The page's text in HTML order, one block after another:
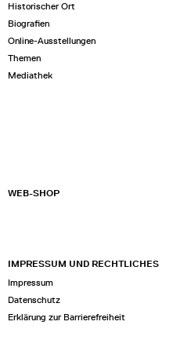
Historischer Ort
Biografien
Online-Ausstellungen
Themen
Mediathek
WEB-SHOP
IMPRESSUM UND RECHTLICHES
Impressum
Datenschutz
Erklärung zur Barrierefreiheit